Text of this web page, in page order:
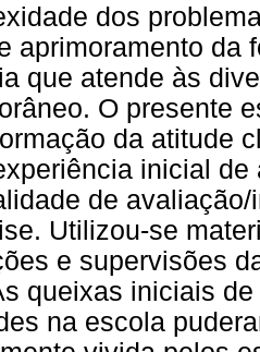
dos
aprimoramento da
que atende às
O presente
da atitude
inicial
de
Utilizou-se
e supervisões
queixas iniciais
na escola